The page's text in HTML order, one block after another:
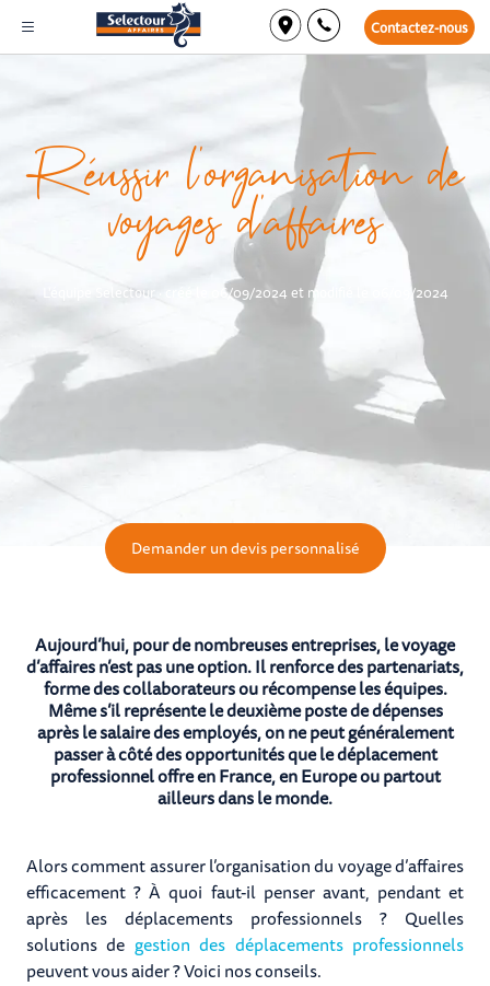
Contactez-nous
Réussir l’organisation de
voyages d’affaires
L'équipe Selectour · créé le 06/09/2024 et modifié le 06/09/2024
Demander un devis personnalisé
Aujourd’hui, pour de nombreuses entreprises, le voyage
d’affaires n’est pas une option. Il renforce des partenariats,
forme des collaborateurs ou récompense les équipes.
Même s’il représente le deuxième poste de dépenses
après le salaire des employés, on ne peut généralement
passer à côté​ des opportunités que le déplacement
professionnel offre en France, en Europe ou partout
ailleurs dans le monde.
Alors comment assurer l’organisation du voyage d’affaires
efficacement ? À quoi faut-il penser avant, pendant et
après les déplacements professionnels ? Quelles
solutions de gestion des déplacements professionnels
peuvent vous aider ? Voici nos conseils.